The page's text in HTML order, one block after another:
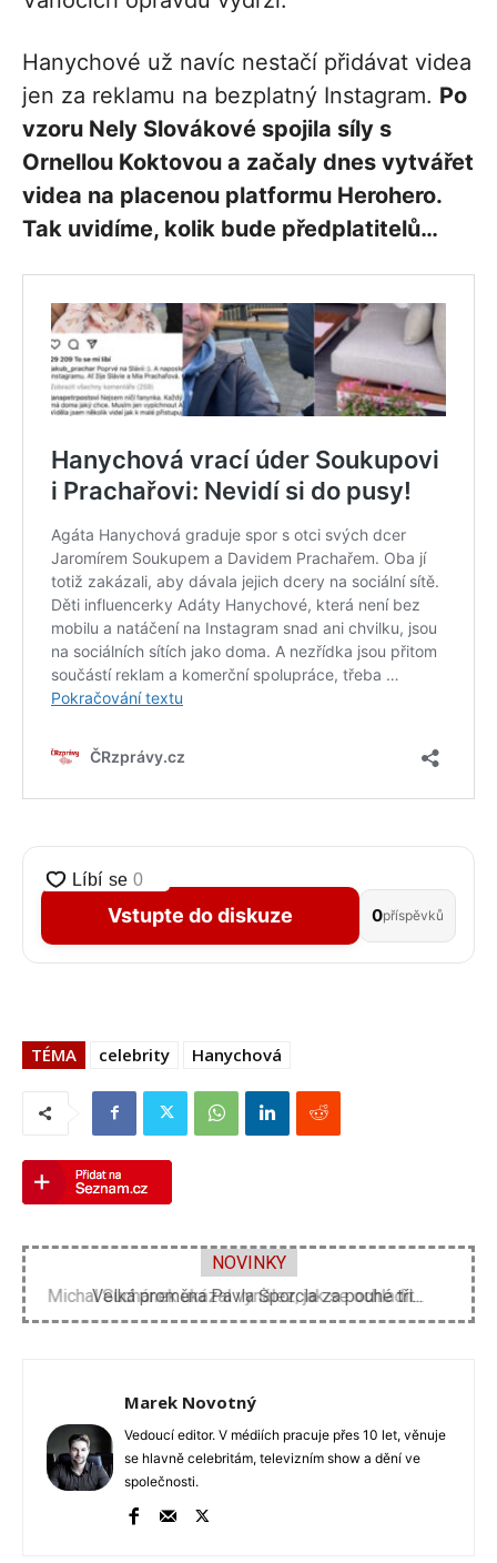
Hanychové už navíc nestačí přidávat videa
jen za reklamu na bezplatný Instagram. Po
vzoru Nely Slovákové spojila síly s
Ornellou Koktovou a začaly dnes vytvářet
videa na placenou platformu Herohero.
Tak uvidíme, kolik bude předplatitelů…
Vstupte do diskuze 0příspěvků
TÉMA celebrity Hanychová
NOVINKY
Velká proměna Pavla Šporcla za pouhé tři...
Marek Novotný
Vedoucí editor. V médiích pracuje přes 10 let, věnuje
se hlavně celebritám, televizním show a dění ve
společnosti.